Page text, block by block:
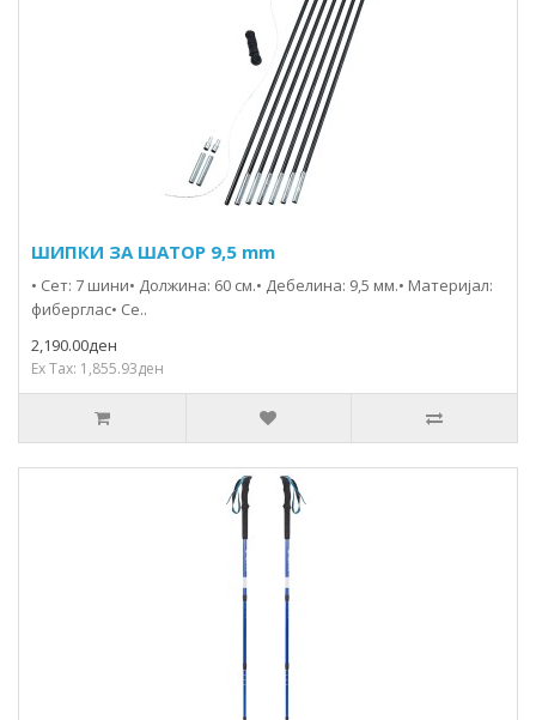
ШИПКИ ЗА ШАТОР 9,5 mm
• Сет: 7 шини• Должина: 60 см.• Дебелина: 9,5 мм.• Материјал:
фиберглас• Се..
2,190.00ден
Ex Tax: 1,855.93ден